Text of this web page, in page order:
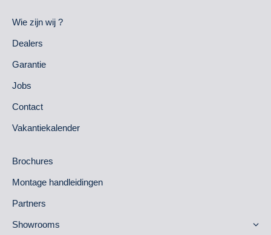
Wie zijn wij ?
Dealers
Garantie
Jobs
Contact
Vakantiekalender
Brochures
Montage handleidingen
Partners
Showrooms